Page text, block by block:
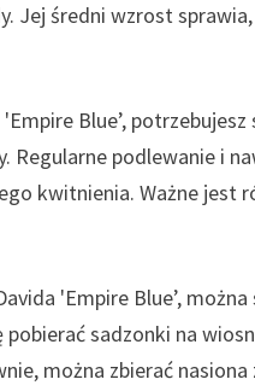
Jej średni wzrost
Blue’,
Regularne podlewanie i
kwitnienia. Ważne jest
'Empire Blue’,
sadzonki na
można zbierać